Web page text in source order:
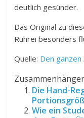
deutlich gesünder.
Das Original zu
Rührei besonders
Quelle: Den
Die Hand-
Wie ein